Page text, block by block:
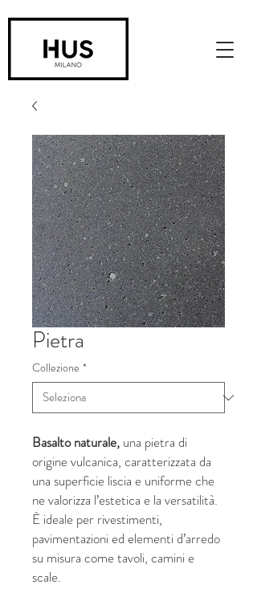
Pietra
Collezione *
Basalto naturale, una pietra di
origine vulcanica, caratterizzata da
una superficie liscia e uniforme che
ne valorizza l’estetica e la versatilità.
È ideale per rivestimenti,
pavimentazioni ed elementi d’arredo
su misura come tavoli, camini e
scale.